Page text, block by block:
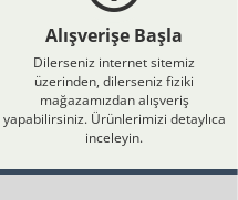
Alışverişe Başla
Dilerseniz internet sitemiz
üzerinden, dilerseniz fiziki
mağazamızdan alışveriş
yapabilirsiniz. Ürünlerimizi detaylıca
inceleyin.